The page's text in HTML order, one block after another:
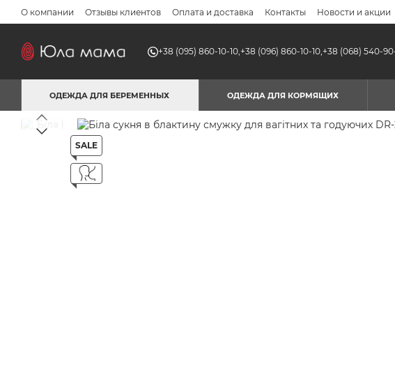
Перейти к основному контенту
О компании Отзывы клиентов Оплата и доставка Контакты Новости и акции
+38 (095) 860-10-10,+38 (096) 860-10-10,+38 (068) 540-
ОДЕЖДА ДЛЯ БЕРЕМЕННЫХ ОДЕЖДА ДЛЯ КОРМЯЩИХ
SALE